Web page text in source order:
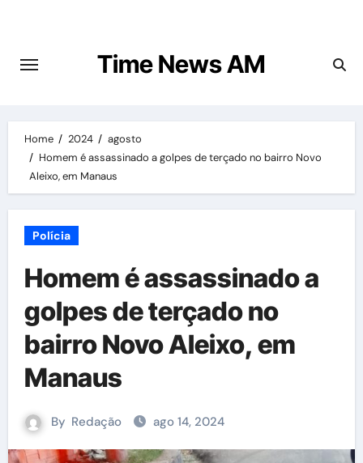
content
Time News AM
Home 2024
agosto
Homem é assassinado a golpes de terçado no bairro Novo
Aleixo, em Manaus
Polícia
Homem é assassinado a
golpes de terçado no
bairro Novo Aleixo, em
Manaus
By Redação ago 14, 2024